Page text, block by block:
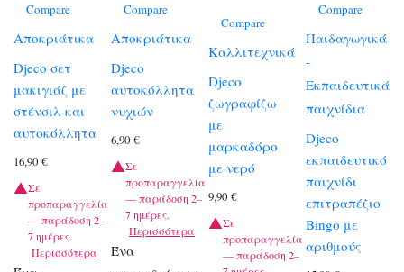
Compare
Αποκριάτικα
Djeco σετ
μακιγιάζ με
στένσιλ και
αυτοκόλλητα
16,90 €
Σε
προπαραγγελία
— παράδοση 2–
7 ημέρες.
Περισσότερα
Compare
Αποκριάτικα
Djeco
αυτοκόλλητα
νυχιών
6,90€
Σε
προπαραγγελία
— παράδοση 2–
7 ημέρες.
Περισσότερα
Ένα
Compare
Καλλιτεχνικά
Djeco
ζωγραφίζω
με
μαρκαδόρο
με νερό
9,90€
Σε
προπαραγγελία
— παράδοση 2–
Compare
Παιδαγωγικά
-
Εκπαιδευτικά
παιχνίδια
Djeco
εκπαιδευτικό
παιχνίδι
επιτραπέζιο
Bingo με
αριθμούς